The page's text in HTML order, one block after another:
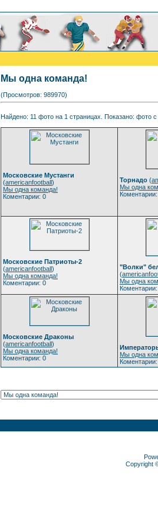
Мы одна команда!
(Просмотров: 989970)
Найдено: 11 фото на 1 страницах. Показано: фото с
Московские Мустанги
(americanfootball)
Мы одна команда!
Коментарии: 0
Торнадо (
Мы одна
Московские Патриоты-2
(americanfootball)
Мы одна команда!
Коментарии: 0
"Волки"
(
Мы одна
Московские Драконы
(americanfootball)
Мы одна команда!
Коментарии: 0
Мы одна
Copyright